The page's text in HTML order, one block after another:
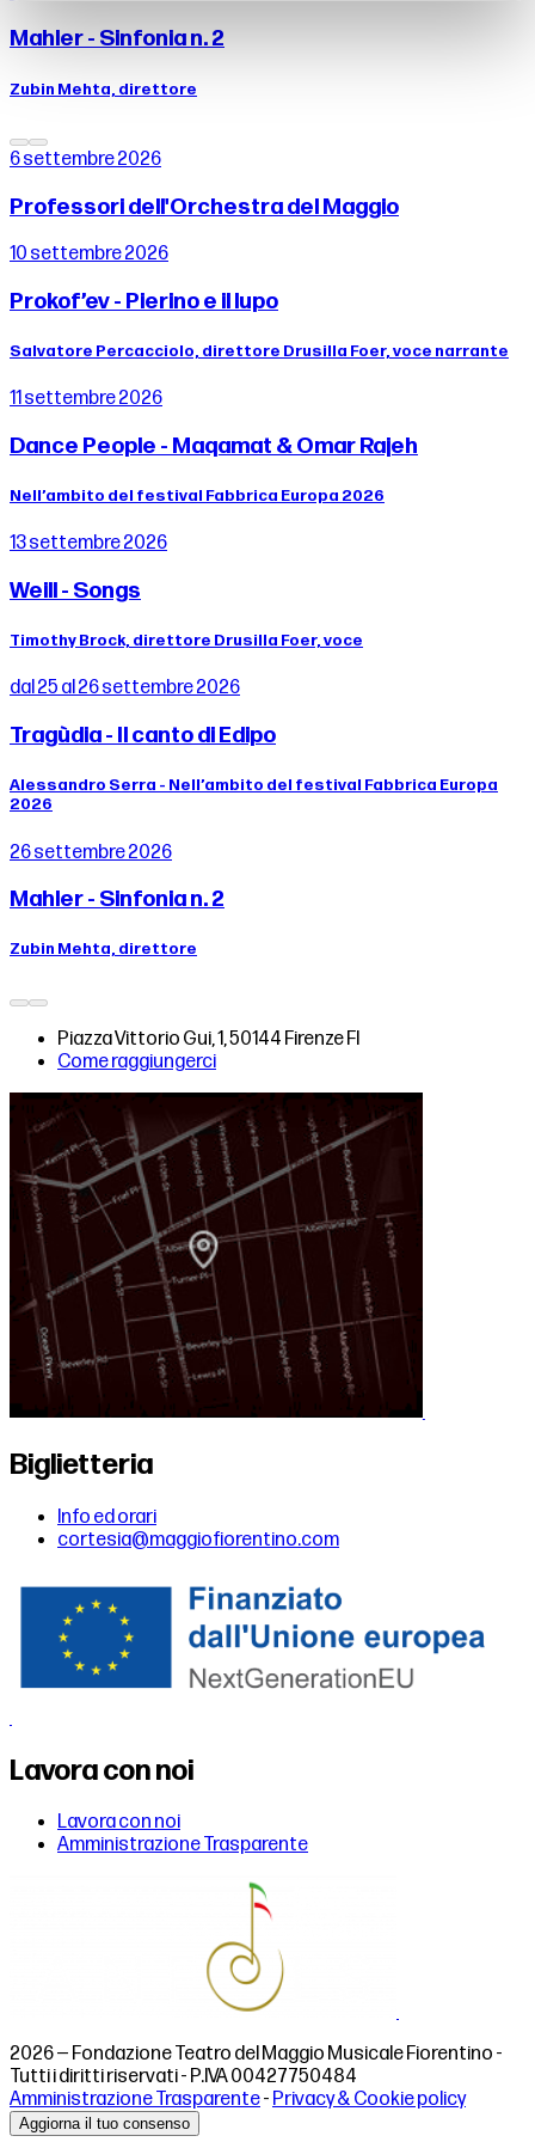
Mahler - Sinfonia n. 2
Zubin Mehta, direttore
6 settembre 2026
Professori dell'Orchestra del Maggio
10 settembre 2026
Prokof’ev - Pierino e il lupo
Salvatore Percacciolo, direttore Drusilla Foer, voce narrante
11 settembre 2026
Dance People - Maqamat & Omar Rajeh
Nell’ambito del festival Fabbrica Europa 2026
13 settembre 2026
Weill - Songs
Timothy Brock, direttore Drusilla Foer, voce
dal 25 al 26 settembre 2026
Tragùdia - Il canto di Edipo
Alessandro Serra - Nell’ambito del festival Fabbrica Europa
2026
26 settembre 2026
Mahler - Sinfonia n. 2
Zubin Mehta, direttore
Piazza Vittorio Gui, 1, 50144 Firenze FI
Come raggiungerci
Biglietteria
Info ed orari
cortesia@maggiofiorentino.com
Lavora con noi
Lavora con noi
Amministrazione Trasparente
2026 — Fondazione Teatro del Maggio Musicale Fiorentino -
Tutti i diritti riservati - P.IVA 00427750484
Amministrazione Trasparente- Privacy & Cookie policy
Aggiorna il tuo consenso